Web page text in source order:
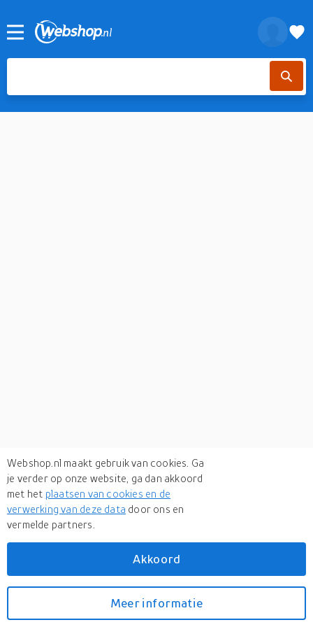
gerelateerde categorieën
Sport & outdoor
Webshop.nl maakt gebruik van cookies. Ga
je verder op onze website, ga dan akkoord
met het plaatsen van cookies en de
verwerking van deze data door ons en
vermelde partners.
Akkoord
Meer informatie